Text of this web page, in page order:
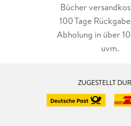
Bücher
100 Tage
Abholung in über
uvm.
ZUGESTELLT